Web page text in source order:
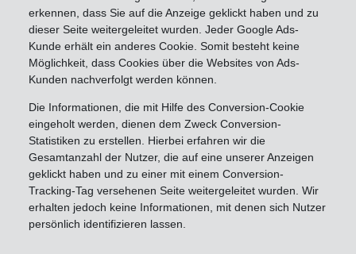
erkennen, dass Sie auf die Anzeige geklickt haben und zu
dieser Seite weitergeleitet wurden. Jeder Google Ads-
Kunde erhält ein anderes Cookie. Somit besteht keine
Möglichkeit, dass Cookies über die Websites von Ads-
Kunden nachverfolgt werden können.
Die Informationen, die mit Hilfe des Conversion-Cookie
eingeholt werden, dienen dem Zweck Conversion-
Statistiken zu erstellen. Hierbei erfahren wir die
Gesamtanzahl der Nutzer, die auf eine unserer Anzeigen
geklickt haben und zu einer mit einem Conversion-
Tracking-Tag versehenen Seite weitergeleitet wurden. Wir
erhalten jedoch keine Informationen, mit denen sich Nutzer
persönlich identifizieren lassen.